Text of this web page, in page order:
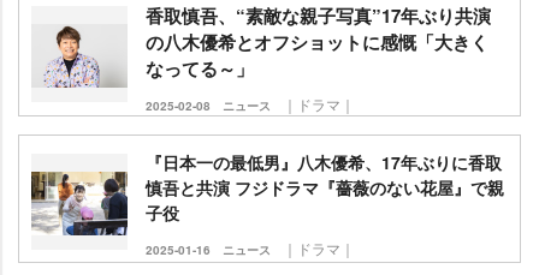
香取慎吾、“素敵な親子写真”17年ぶり共演
の八木優希とオフショットに感慨「大きく
なってる～」
2025-02-08 ニュース ｜ドラマ｜
『日本一の最低男』八木優希、17年ぶりに香取
慎吾と共演 フジドラマ『薔薇のない花屋』で親
子役
2025-01-16 ニュース ｜ドラマ｜